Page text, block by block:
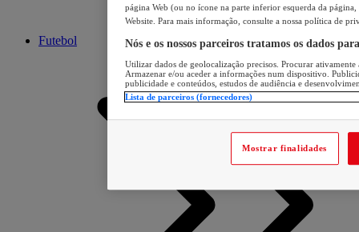
Futebol
página Web (ou no ícone na parte inferior esquerda da página,
Website. Para mais informação, consulte a nossa política de
Nós e os nossos parceiros tratamos os dados
Utilizar dados de geolocalização precisos. Procurar
Armazenar e/ou aceder a informações num dispositivo.
publicidade e conteúdos, estudos de audiência e
Lista de parceiros (fornecedores)
Mostrar finalidades